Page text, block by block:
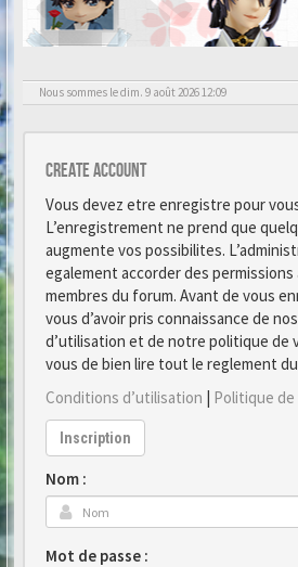
Nous sommes le dim. 9 août 2026 12:09
Create account
Vous devez etre enregistre pour
L’enregistrement ne prend que
augmente vos possibilites.
egalement accorder des
membres du forum. Avant de vous
vous d’avoir pris connaissance de
d’utilisation et de notre politique de
vous de bien lire tout le reglement
Conditions d’utilisation | Politique
Inscription
Nom :
Mot de passe :